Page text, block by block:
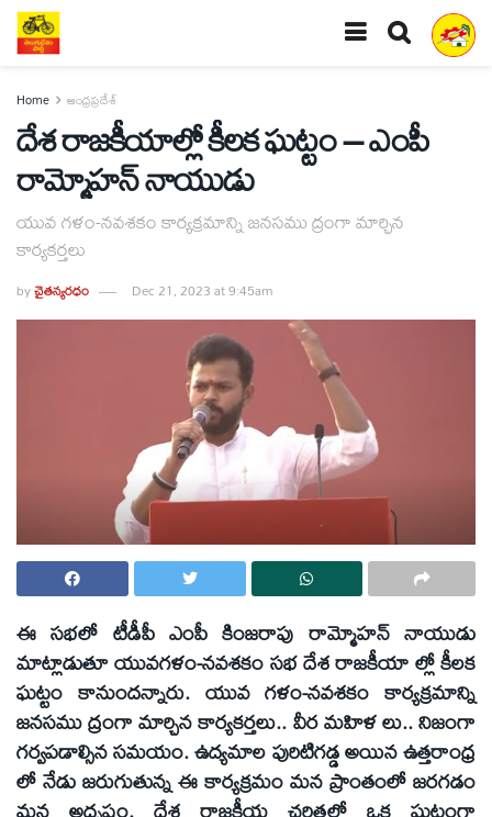
Home ఆంధ్రప్రదేశ్
దేశ రాజకీయాల్లో కీలక ఘట్టం – ఎంపీ
రామ్మోహన్‌ నాయుడు
యువ గళం-నవశకం కార్యక్రమాన్ని జనసము ద్రంగా మార్చిన
కార్యకర్తలు
byచైతన్యరధం Dec 21, 2023 at 9:45am
ఈ సభలో టీడీపీ ఎంపీ కింజరాపు రామ్మోహన్‌ నాయుడు
మాట్లాడుతూ యువగళం-నవశకం సభ దేశ రాజకీయా ల్లో కీలక
ఘట్టం కానుందన్నారు. యువ గళం-నవశకం కార్యక్రమాన్ని
జనసము ద్రంగా మార్చిన కార్యకర్తలు.. వీర మహిళ లు.. నిజంగా
గర్వపడాల్సిన సమయం. ఉద్యమాల పురిటిగడ్డ అయిన ఉత్తరాంధ్ర
లో నేడు జరుగుతున్న ఈ కార్యక్రమం మన ప్రాంతంలో జరగడం